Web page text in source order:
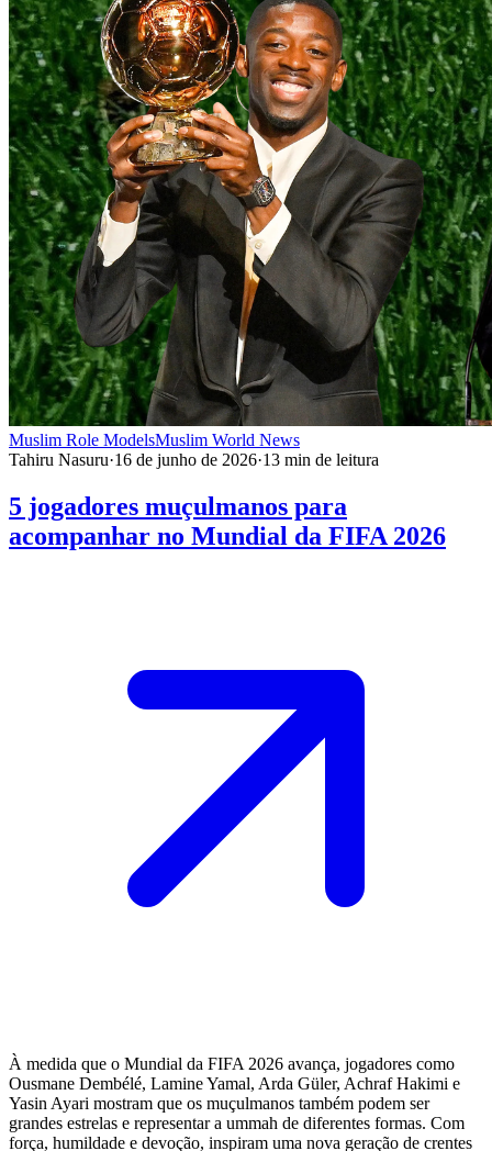
Muslim Role ModelsMuslim World News
Tahiru Nasuru·16 de junho de 2026·13 min de leitura
5 jogadores muçulmanos para
acompanhar no Mundial da FIFA 2026
À medida que o Mundial da FIFA 2026 avança, jogadores como
Ousmane Dembélé, Lamine Yamal, Arda Güler, Achraf Hakimi e
Yasin Ayari mostram que os muçulmanos também podem ser
grandes estrelas e representar a ummah de diferentes formas. Com
força, humildade e devoção, inspiram uma nova geração de crentes